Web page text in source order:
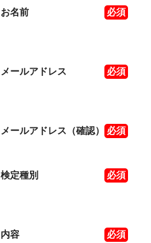
お名前
メールアドレス
メールアドレス（確認）
検定種別
内容